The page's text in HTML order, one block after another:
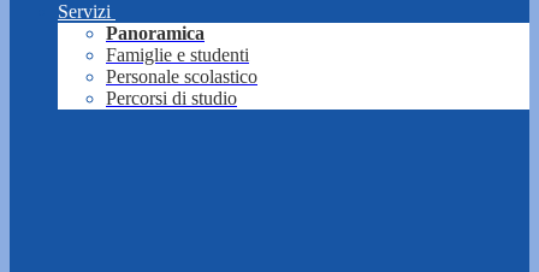
Servizi
Panoramica
Famiglie e studenti
Personale scolastico
Percorsi di studio